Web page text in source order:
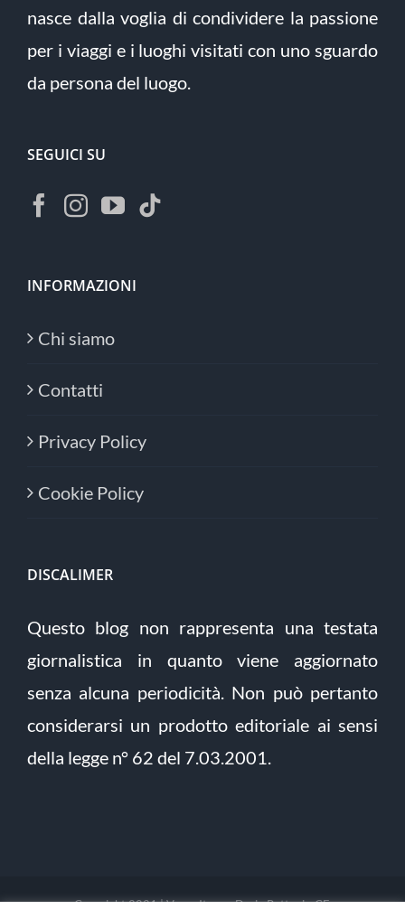
nasce dalla voglia di condividere la passione
per i viaggi e i luoghi visitati con uno sguardo
da persona del luogo.
SEGUICI SU
INFORMAZIONI
Chi siamo
Contatti
Privacy Policy
Cookie Policy
DISCALIMER
Questo blog non rappresenta una testata
giornalistica in quanto viene aggiornato
senza alcuna periodicità. Non può pertanto
considerarsi un prodotto editoriale ai sensi
della legge n° 62 del 7.03.2001.
Copyright 2021 | Verso Itaca - Dario Pettoni - CF: